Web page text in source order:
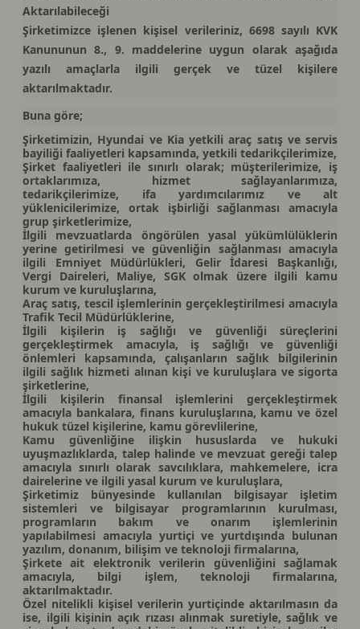
Aktarılabileceği
Şirketimizce işlenen kişisel verileriniz, 6698 sayılı KVK
Kanununun 8., 9. maddelerine uygun olarak aşağıda
yazılı amaçlarla ilgili gerçek ve tüzel kişilere
aktarılmaktadır.
Buna göre;
Şirketimizin, Hyundai ve Kia yetkili araç satış ve servis
bayiliği faaliyetleri kapsamında, yetkili tedarikçilerimize,
Şirket faaliyetleri ile sınırlı olarak; müşterilerimize, iş
ortaklarımıza, hizmet sağlayanlarımıza,
tedarikçilerimize, ifa yardımcılarımız ve alt
yüklenicilerimize, ortak işbirliği sağlanması amacıyla
grup şirketlerimize,
İlgili mevzuatlarda öngörülen yasal yükümlülüklerin
yerine getirilmesi ve güvenliğin sağlanması amacıyla
ilgili Emniyet Müdürlükleri, Gelir İdaresi Başkanlığı,
Vergi Daireleri, Maliye, SGK olmak üzere ilgili kamu
kurum ve kuruluşlarına,
Araç satış, tescil işlemlerinin gerçekleştirilmesi amacıyla
Trafik Tecil Müdürlüklerine,
İlgili kişilerin iş sağlığı ve güvenliği süreçlerini
gerçekleştirmek amacıyla, iş sağlığı ve güvenliği
önlemleri kapsamında, çalışanların sağlık bilgilerinin
ilgili sağlık hizmeti alınan kişi ve kuruluşlara ve sigorta
şirketlerine,
İlgili kişilerin finansal işlemlerini gerçekleştirmek
amacıyla bankalara, finans kuruluşlarına, kamu ve özel
hukuk tüzel kişilerine, kamu görevlilerine,
Kamu güvenliğine ilişkin hususlarda ve hukuki
uyuşmazlıklarda, talep halinde ve mevzuat gereği talep
amacıyla sınırlı olarak savcılıklara, mahkemelere, icra
dairelerine ve ilgili yasal kurum ve kuruluşlara,
Şirketimiz bünyesinde kullanılan bilgisayar işletim
sistemleri ve bilgisayar programlarının kurulması,
programların bakım ve onarım işlemlerinin
yapılabilmesi amacıyla yurtiçi ve yurtdışında bulunan
yazılım, donanım, bilişim ve teknoloji firmalarına,
Şirkete ait elektronik verilerin güvenliğini sağlamak
amacıyla, bilgi işlem, teknoloji firmalarına,
aktarılmaktadır.
Özel nitelikli kişisel verilerin yurtiçinde aktarılmasın da
ise, ilgili kişinin açık rızası alınmak suretiyle, sağlık ve